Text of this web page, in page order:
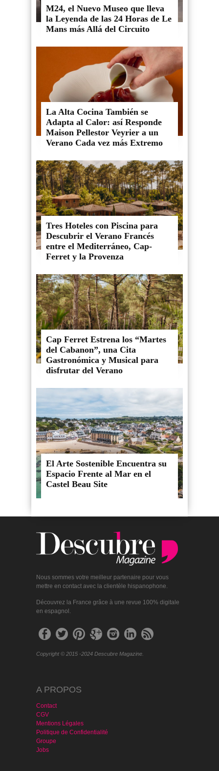
M24, el Nuevo Museo que lleva
la Leyenda de las 24 Horas de Le
Mans más Allá del Circuito
La Alta Cocina También se
Adapta al Calor: así Responde
Maison Pellestor Veyrier a un
Verano Cada vez más Extremo
Tres Hoteles con Piscina para
Descubrir el Verano Francés
entre el Mediterráneo, Cap-
Ferret y la Provenza
Cap Ferret Estrena los “Martes
del Cabanon”, una Cita
Gastronómica y Musical para
disfrutar del Verano
El Arte Sostenible Encuentra su
Espacio Frente al Mar en el
Castel Beau Site
Nous sommes votre meilleur partenaire pour vous
mettre en contact avec la clientèle hispanophone.
Découvrez la France grâce à une revue 100% digitale
en espagnol.
Copyright © 2015 -2024 Descubre Magazine.
A PROPOS
Contact
CGV
Mentions Légales
Politique de Confidentialité
Groupe
Jobs